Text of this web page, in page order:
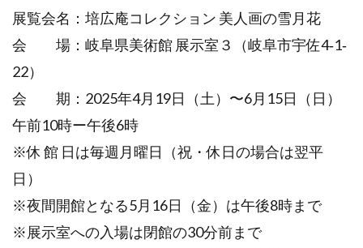
展覧会名：培広庵コレクション 美人画の雪月花
会 場：岐阜県美術館 展示室３（岐阜市宇佐4‐1‐
22）
会 期：2025年4月19日（土）〜6月15日（日）
午前10時ー午後6時
※休 館 日は毎週月曜日（祝・休日の場合は翌平
日）
※夜間開館となる5月16日（金）は午後8時まで
※展示室への入場は閉館の30分前まで